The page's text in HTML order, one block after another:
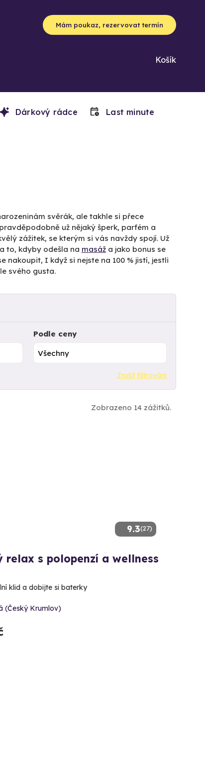
Mám poukaz, rezervovat termín
Košík
Dárkový rádce Last minute
svěrák, ale takhle si přece
už nějaký šperk, parfém a
zážitek, se kterým si vás navždy spojí. Už
to, kdyby odešla na masáža jako bonus se
I když si nejste na 100 % jistí, jestli
svého gusta.
Podle ceny
Zrušit filtrování
Zobrazeno 14 zážitků.
9.3(27)
relax s polopenzí a wellness
klid a dobijte si baterky
(Český Krumlov)